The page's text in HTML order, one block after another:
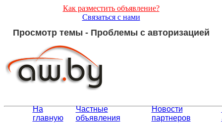
Как разместить объявление?
Связаться с нами
Просмотр темы - Проблемы с авторизацией
На
главную
Частные
объявления
Новости
партнеров